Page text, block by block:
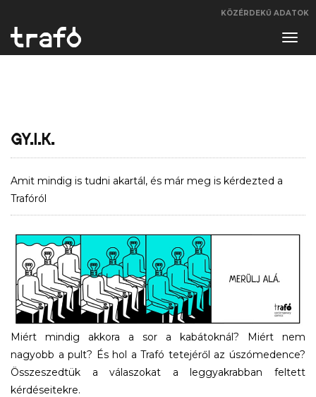
KÖZÉRDEKŰ ADATOK
GY.I.K.
Amit mindig is tudni akartál, és már meg is kérdezted a
Trafóról
Miért mindig akkora a sor a kabátoknál? Miért nem
nagyobb a pult? És hol a Trafó tetejéről az úszómedence?
Összeszedtük a válaszokat a leggyakrabban feltett
kérdéseitekre.